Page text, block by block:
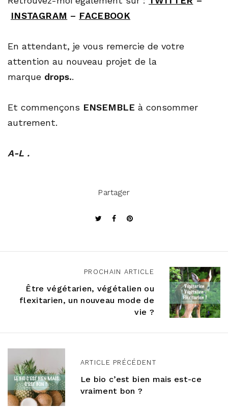
INSTAGRAM – FACEBOOK
En attendant, je vous remercie de votre
attention au nouveau projet de la
marque drops..
Et commençons ENSEMBLE à consommer
autrement.
A-L .
Partager
i
g
a
t
ARTICLE PRÉCÉDENT
Le bio c’est bien mais est-ce
vraiment bon ?
PROCHAIN ARTICLE
Être végétarien, végétalien ou
flexitarien, un nouveau mode de
vie ?